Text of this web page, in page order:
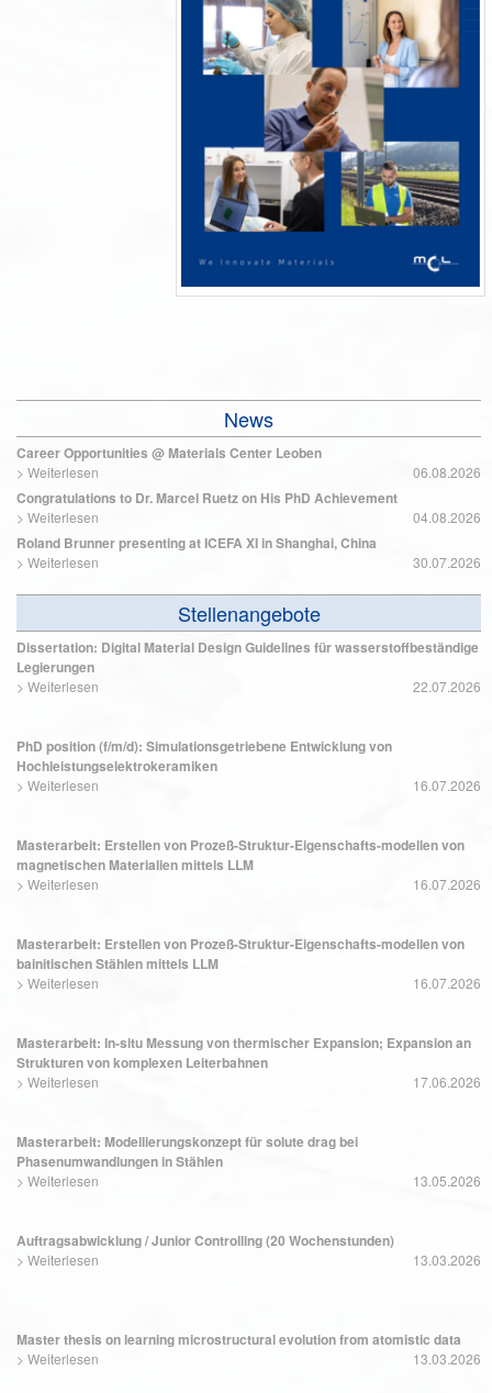
News
Career Opportunities @ Materials Center Leoben
> Weiterlesen 06.08.2026
Congratulations to Dr. Marcel Ruetz on His PhD Achievement
> Weiterlesen 04.08.2026
Roland Brunner presenting at ICEFA XI in Shanghai, China
> Weiterlesen 30.07.2026
Stellenangebote
Dissertation: Digital Material Design Guidelines für wasserstoffbeständige
Legierungen
> Weiterlesen 22.07.2026
PhD position (f/m/d): Simulationsgetriebene Entwicklung von
Hochleistungselektrokeramiken
> Weiterlesen 16.07.2026
Masterarbeit: Erstellen von Prozeß-Struktur-Eigenschafts-modellen von
magnetischen Materialien mittels LLM
> Weiterlesen 16.07.2026
Masterarbeit: Erstellen von Prozeß-Struktur-Eigenschafts-modellen von
bainitischen Stählen mittels LLM
> Weiterlesen 16.07.2026
Masterarbeit: In-situ Messung von thermischer Expansion; Expansion an
Strukturen von komplexen Leiterbahnen
> Weiterlesen 17.06.2026
Masterarbeit: Modellierungskonzept für solute drag bei
Phasenumwandlungen in Stählen
> Weiterlesen 13.05.2026
Auftragsabwicklung / Junior Controlling (20 Wochenstunden)
> Weiterlesen 13.03.2026
Master thesis on learning microstructural evolution from atomistic data
> Weiterlesen 13.03.2026